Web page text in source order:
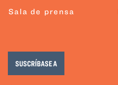
Sala de prensa
SUSCRÍBASE A